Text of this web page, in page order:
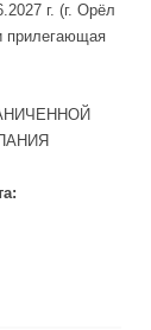
г. (г. Орёл
прилегающая